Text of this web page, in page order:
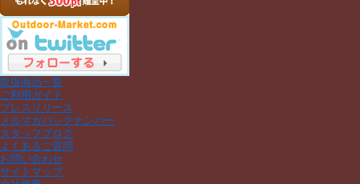
取扱商品一覧
ご利用ガイド
プレスリリース
メルマガバックナンバー
スタッフブログ
よくあるご質問
お問い合わせ
サイトマップ